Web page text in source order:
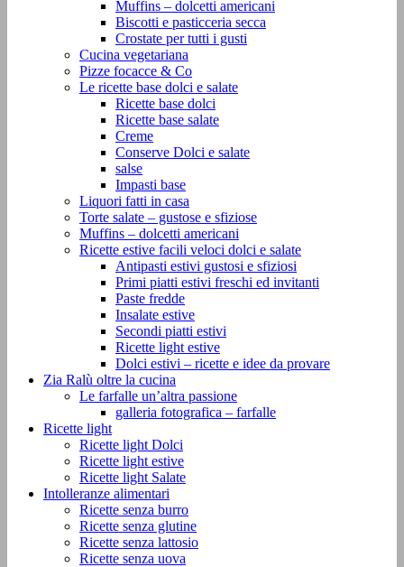
Muffins – dolcetti americani
Biscotti e pasticceria secca
Crostate per tutti i gusti
Cucina vegetariana
Pizze focacce & Co
Le ricette base dolci e salate
Ricette base dolci
Ricette base salate
Creme
Conserve Dolci e salate
salse
Impasti base
Liquori fatti in casa
Torte salate – gustose e sfiziose
Muffins – dolcetti americani
Ricette estive facili veloci dolci e salate
Antipasti estivi gustosi e sfiziosi
Primi piatti estivi freschi ed invitanti
Paste fredde
Insalate estive
Secondi piatti estivi
Ricette light estive
Dolci estivi – ricette e idee da provare
Zia Ralù oltre la cucina
Le farfalle un’altra passione
galleria fotografica – farfalle
Ricette light
Ricette light Dolci
Ricette light estive
Ricette light Salate
Intolleranze alimentari
Ricette senza burro
Ricette senza glutine
Ricette senza lattosio
Ricette senza uova